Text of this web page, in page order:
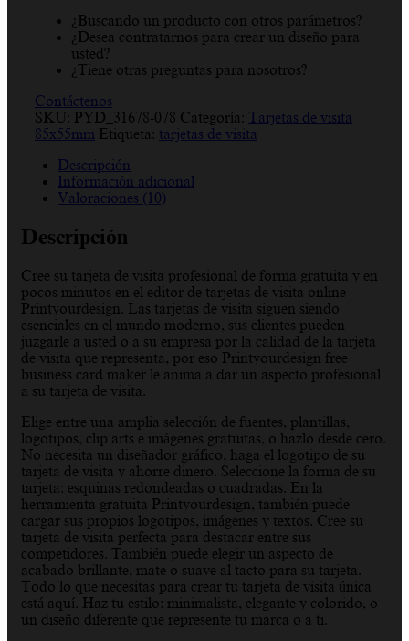
¿Buscando un producto con otros parámetros?
¿Desea contratarnos para crear un diseño para
usted?
¿Tiene otras preguntas para nosotros?
Contáctenos
SKU: PYD_31678-078 Categoría: Tarjetas de visita
85x55mm Etiqueta: tarjetas de visita
Descripción
Información adicional
Valoraciones (10)
Descripción
Cree su tarjeta de visita profesional de forma gratuita y en
pocos minutos en el editor de tarjetas de visita online
Printyourdesign. Las tarjetas de visita siguen siendo
esenciales en el mundo moderno, sus clientes pueden
juzgarle a usted o a su empresa por la calidad de la tarjeta
de visita que representa, por eso Printyourdesign free
business card maker le anima a dar un aspecto profesional
a su tarjeta de visita.
Elige entre una amplia selección de fuentes, plantillas,
logotipos, clip arts e imágenes gratuitas, o hazlo desde cero.
No necesita un diseñador gráfico, haga el logotipo de su
tarjeta de visita y ahorre dinero. Seleccione la forma de su
tarjeta: esquinas redondeadas o cuadradas. En la
herramienta gratuita Printyourdesign, también puede
cargar sus propios logotipos, imágenes y textos. Cree su
tarjeta de visita perfecta para destacar entre sus
competidores. También puede elegir un aspecto de
acabado brillante, mate o suave al tacto para su tarjeta.
Todo lo que necesitas para crear tu tarjeta de visita única
está aquí. Haz tu estilo: minimalista, elegante y colorido, o
un diseño diferente que represente tu marca o a ti.